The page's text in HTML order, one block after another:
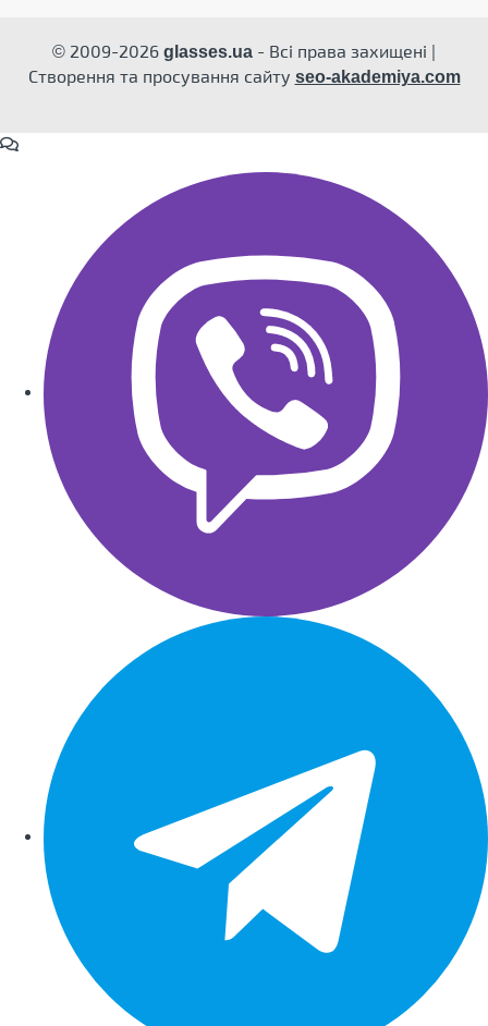
© 2009-2026 glasses.ua - Всі права захищені |
Створення та просування сайту seo-akademiya.com